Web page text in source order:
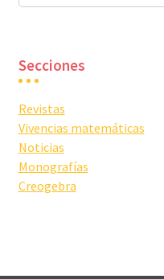
Secciones
Revistas
Vivencias matemáticas
Noticias
Monografías
Creogebra